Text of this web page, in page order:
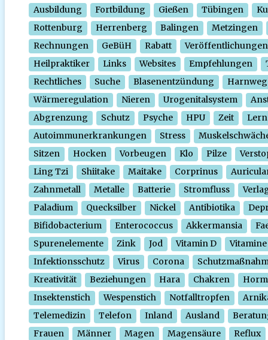
Ausbildung
Fortbildung Gießen Tübingen
Rottenburg
Herrenberg Balingen
Metzingen
Rechnungen
GeBüH Rabatt
Veröffentlichungen
Heilpraktiker
Links Websites Empfehlungen
Rechtliches
Suche Blasenentzündung
Wärmeregulation
Nieren Urogenitalsystem
Abgrenzung
Schutz Psyche HPU Zeit
Autoimmunerkrankungen
Stress
Sitzen
Hocken Vorbeugen Klo Pilze
Ling Tzi
Shiitake Maitake Corprinus
Zahnmetall
Metalle Batterie Stromfluss
Paladium
Quecksilber Nickel Antibiotika
Bifidobacterium
Enterococcus Akkermansia
Spurenelemente
Zink Jod Vitamin D
Vitamine
Infektionsschutz
Virus Corona
Kreativität
Beziehungen Hara Chakren
Insektenstich
Wespenstich Notfalltropfen
Telemedizin
Telefon Inland Ausland
Frauen
Männer Magen Magensäure
Reflux